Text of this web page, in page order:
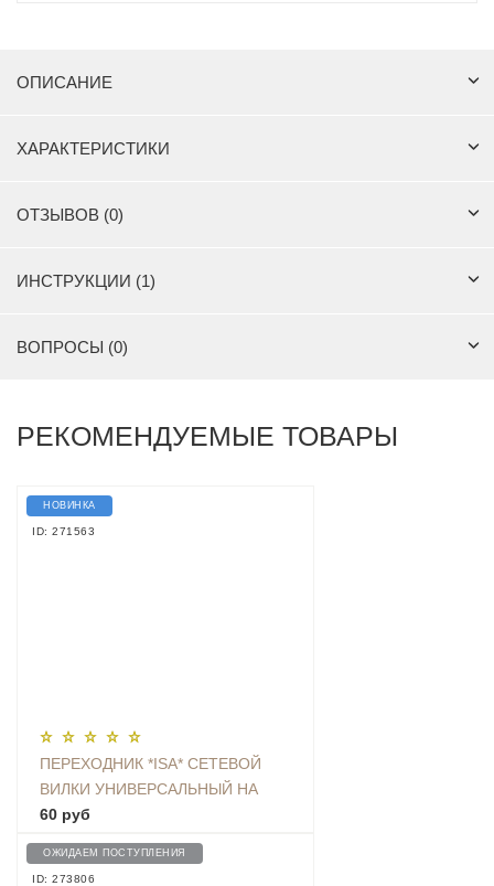
ОПИСАНИЕ
ХАРАКТЕРИСТИКИ
ОТЗЫВОВ (0)
ИНСТРУКЦИИ (1)
ВОПРОСЫ (0)
РЕКОМЕНДУЕМЫЕ ТОВАРЫ
НОВИНКА
ID: 271563
ПЕРЕХОДНИК *ISA* СЕТЕВОЙ
ВИЛКИ УНИВЕРСАЛЬНЫЙ НА
ЕВРО С ЗАЗЕМЛЕНИЕМ KT-168
60 руб
ОЖИДАЕМ ПОСТУПЛЕНИЯ
ID: 273806